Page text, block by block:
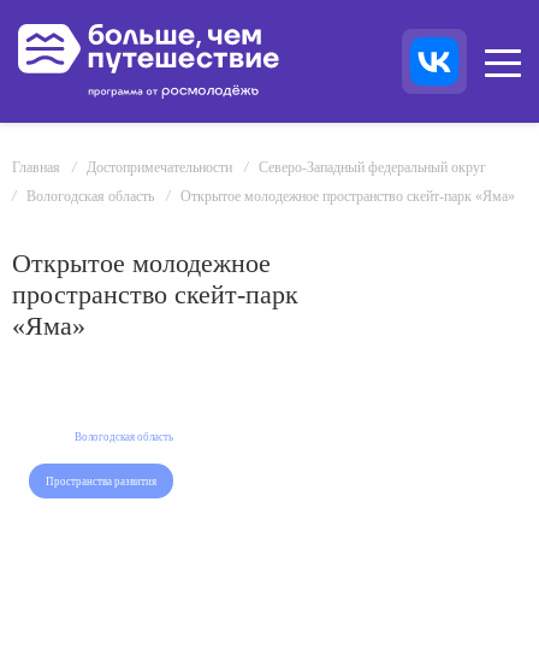
Главная Достопримечательности
Северо-Западный федеральный округ
Вологодская область
Открытое молодежное пространство скейт-парк «Яма»
Открытое молодежное
пространство скейт-парк
«Яма»
Вологодская область
Пространства развития